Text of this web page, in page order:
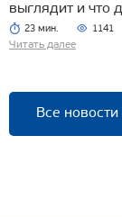
выглядит и что
23 мин. 1141
Читать далее
Все новости